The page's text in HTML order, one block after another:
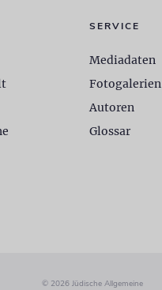
SERVICE
Mediadaten
Fotogalerien
Autoren
Glossar
© 2026 Jüdische Allgemeine